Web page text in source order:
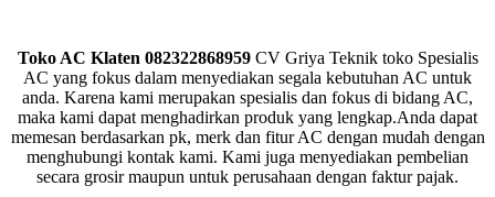
Toko AC Klaten 082322868959CV Griya Teknik toko Spesialis
AC yang fokus dalam menyediakan segala kebutuhan AC untuk
anda. Karena kami merupakan spesialis dan fokus di bidang AC,
maka kami dapat menghadirkan produk yang lengkap.Anda dapat
memesan berdasarkan pk, merk dan fitur AC dengan mudah dengan
menghubungi kontak kami. Kami juga menyediakan pembelian
secara grosir maupun untuk perusahaan dengan faktur pajak.